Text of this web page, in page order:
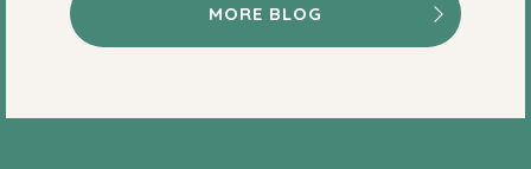
MORE BLOG